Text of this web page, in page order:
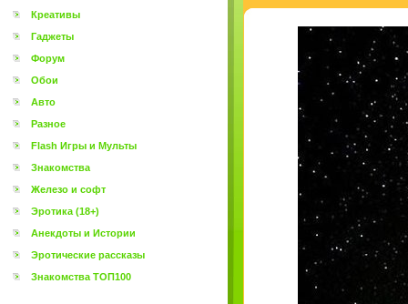
Креативы
Гаджеты
Форум
Обои
Авто
Разное
Flash Игры и Мульты
Знакомства
Железо и софт
Эротика (18+)
Анекдоты и Истории
Эротические рассказы
Знакомства ТОП100